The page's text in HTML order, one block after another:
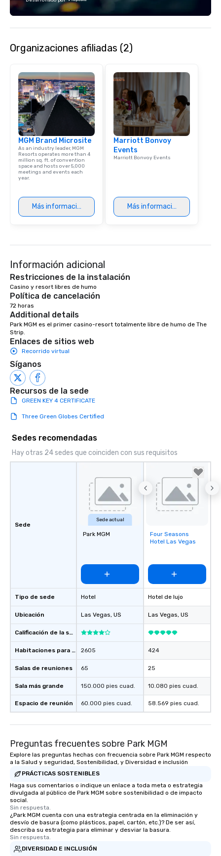
successful program
Organizaciones afiliadas (2)
MGM Brand Microsite
As an industry leader, MGM
Resorts operates more than 4
million sq. ft. of convention
space and hosts over 5,000
meetings and events each
year.
Más información
Marriott Bonvoy
Events
Marriott Bonvoy Events
Más información
Información adicional
Restricciones de la instalación
Casino y resort libres de humo
Política de cancelación
72 horas
Additional details
Park MGM es el primer casino-resort totalmente libre de humo de The
Strip.
Enlaces de sitios web
Recorrido virtual
Síganos
Recursos de la sede
GREEN KEY 4 CERTIFICATE
Three Green Globes Certified
Sedes recomendadas
Hay otras 24 sedes que coinciden con sus requisitos
Sede
Tipo de sede
Ubicación
Calificación de la sede
Habitaciones para huéspedes
Salas de reuniones
Sala más grande
Espacio de reunión
Sede actual
Park MGM
Hotel
Las Vegas, US
2605
65
150.000 pies cuad.
60.000 pies cuad.
Removed from
favorites
Four Seasons
Hotel Las Vegas
Hotel de lujo
Las Vegas, US
424
25
10.080 pies cuad.
58.569 pies cuad.
Preguntas frecuentes sobre Park MGM
Explore las preguntas hechas con frecuencia sobre Park MGM respecto
a la Salud y seguridad, Sostenibilidad, y Diversidad e inclusión
PRÁCTICAS SOSTENIBLES
Haga sus comentarios o indique un enlace a toda meta o estrategia
divulgada al público de Park MGM sobre sostenibilidad o de impacto
social.
Sin respuesta.
¿Park MGM cuenta con una estrategia centrada en la eliminación y
desvío de basura (como plásticos, papel, cartón, etc.)? De ser así,
describa su estrategia para eliminar y desviar la basura.
Sin respuesta.
DIVERSIDAD E INCLUSIÓN